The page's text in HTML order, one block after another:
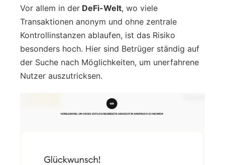
Vor allem in der DeFi-Welt, wo viele
Transaktionen anonym und ohne zentrale
Kontrollinstanzen ablaufen, ist das Risiko
besonders hoch. Hier sind Betrüger ständig auf
der Suche nach Möglichkeiten, um unerfahrene
Nutzer auszutricksen.